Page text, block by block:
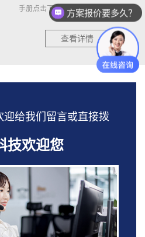
手册点击下方图片即可下载↓↓↓
查看详情
给我们留言或直接拨
技欢迎您
方案报价要多久？